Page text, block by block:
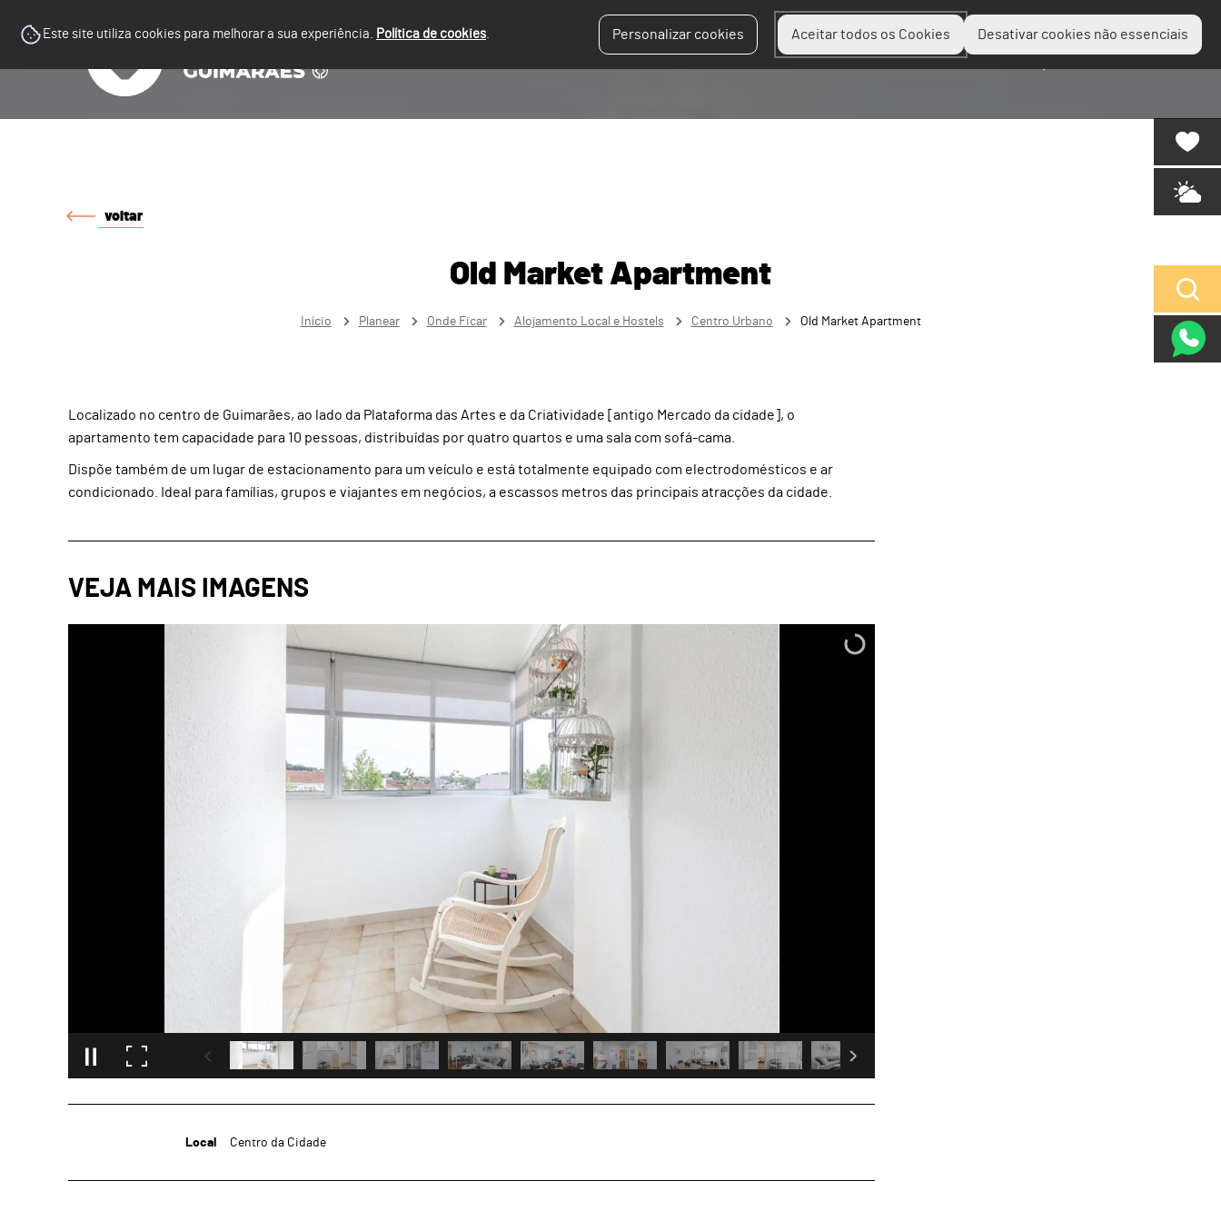
Este site utiliza cookies para melhorar a sua experiência. Política de cookies. Personalizar cookies Aceitar todos os Cookies Desativar cookies não essenciais
Planear Descobrir
voltar
Old Market Apartment
Início Planear Onde Ficar Alojamento Local e Hostels Centro Urbano Old Market Apartment
Localizado no centro de Guimarães, ao lado da Plataforma das Artes e da Criatividade [antigo Mercado da cidade], o
apartamento tem capacidade para 10 pessoas, distribuídas por quatro quartos e uma sala com sofá-cama.
Dispõe também de um lugar de estacionamento para um veículo e está totalmente equipado com electrodomésticos e ar
condicionado. Ideal para famílias, grupos e viajantes em negócios, a escassos metros das principais atracções da cidade.
Local Centro da Cidade